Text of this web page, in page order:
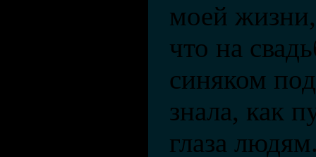
моей
что на
синяком
знала, как
глаза